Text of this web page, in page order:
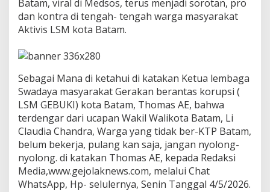
a
M
a
a
h
M
a
r
a
"
W
a
r
g
Batam, viral di Medsos, terus menjadi sorotan, pro
dan kontra di tengah- tengah warga masyarakat
Aktivis LSM kota Batam.
Sebagai Mana di ketahui di katakan Ketua lembaga
Swadaya masyarakat Gerakan berantas korupsi (
LSM GEBUKI) kota Batam, Thomas AE, bahwa
terdengar dari ucapan Wakil Walikota Batam, Li
Claudia Chandra, Warga yang tidak ber-KTP Batam,
belum bekerja, pulang kan saja, jangan nyolong-
nyolong. di katakan Thomas AE, kepada Redaksi
Media,www.gejolaknews.com, melalui Chat
WhatsApp, Hp- selulernya, Senin Tanggal 4/5/2026.